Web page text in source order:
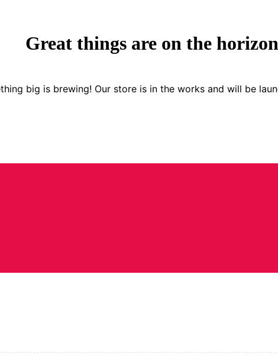
Great things are on the horizon
big is brewing! Our store is in the works and will be